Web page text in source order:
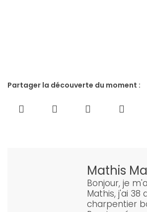
Partager la découverte du moment :
Mathis
Bonjour, je
Mathis, j'ai 38
charpentier